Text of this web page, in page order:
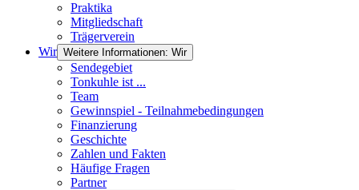
Praktika
Mitgliedschaft
Trägerverein
Wir Weitere Informationen: Wir
Sendegebiet
Tonkuhle ist ...
Team
Gewinnspiel - Teilnahmebedingungen
Finanzierung
Geschichte
Zahlen und Fakten
Häufige Fragen
Partner